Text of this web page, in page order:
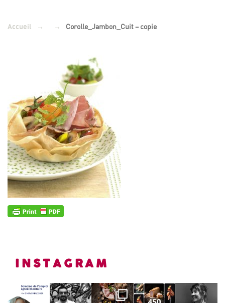
Accueil → → Corolle_Jambon_Cuit – copie
INSTAGRAM